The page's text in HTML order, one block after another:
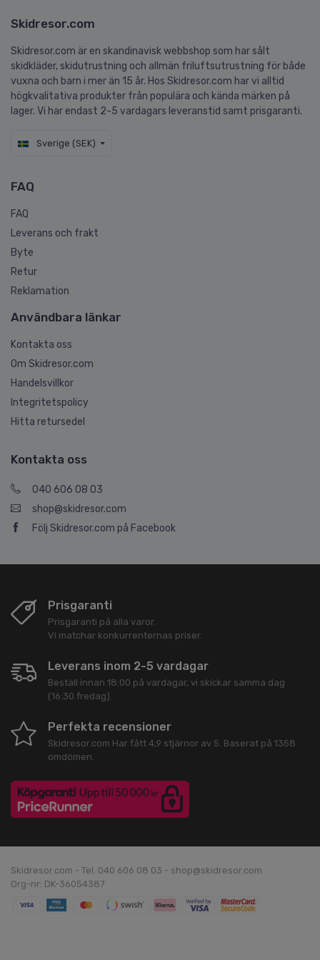
Skidresor.com
Skidresor.com är en skandinavisk webbshop som har sålt
skidkläder, skidutrustning och allmän friluftsutrustning för både
vuxna och barn i mer än 15 år. Hos Skidresor.com har vi alltid
högkvalitativa produkter från populära och kända märken på
lager. Vi har endast 2-5 vardagars leveranstid samt prisgaranti.
Sverige (SEK)
FAQ
FAQ
Leverans och frakt
Byte
Retur
Reklamation
Användbara länkar
Kontakta oss
Om Skidresor.com
Handelsvillkor
Integritetspolicy
Hitta retursedel
Kontakta oss
040 606 08 03
shop@skidresor.com
Följ Skidresor.com på Facebook
Prisgaranti
Prisgaranti på alla varor.
Vi matchar konkurrenternas priser.
Leverans inom 2-5 vardagar
Beställ innan 18:00 på vardagar, vi skickar samma dag
(16:30 fredag).
Perfekta recensioner
Skidresor.com Har fått 4,9 stjärnor av 5 . Baserat på 1358
omdömen.
Skidresor.com - Tel. 040 606 08 03 - shop@skidresor.com
Org-nr: DK-36054387